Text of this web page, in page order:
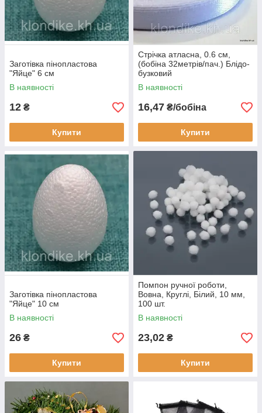
Заготівка пінопластова
"Яйце" 6 см
В наявності
12 ₴
Купити
Стрічка атласна, 0.6 см,
(бобіна 32метрів/пач.) Блідо-
бузковий
В наявності
16,47 ₴/бобіна
Купити
Заготівка пінопластова
"Яйце" 10 см
В наявності
26 ₴
Купити
Помпон ручної роботи,
Вовна, Круглі, Білий, 10 мм,
100 шт.
В наявності
23,02 ₴
Купити